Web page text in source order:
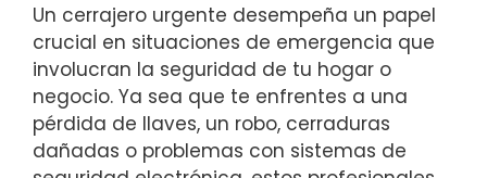
Un cerrajero urgente desempeña un papel
crucial en situaciones de emergencia que
involucran la seguridad de tu hogar o
negocio. Ya sea que te enfrentes a una
pérdida de llaves, un robo, cerraduras
dañadas o problemas con sistemas de